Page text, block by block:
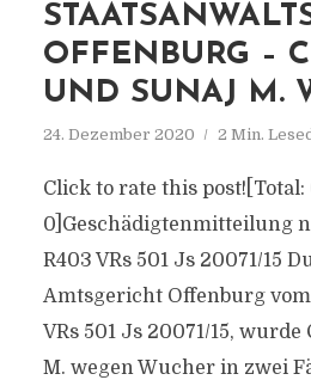
OFFENBURG –
UND SUNAJ M.
24. Dezember 2020 2 Min.
Click to rate this post![Total:
0]Geschädigtenmitteilung
R403 VRs 501 Js 20071/​15
Amtsgericht Offenburg vom
VRs 501 Js 20071/​15,
M. wegen Wucher in zwei